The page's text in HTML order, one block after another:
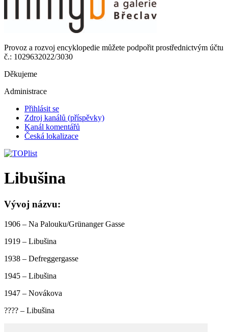
Provoz a rozvoj encyklopedie můžete podpořit prostřednictvým účtu
č.: 1029632022/3030
Děkujeme
Administrace
Přihlásit se
Zdroj kanálů (příspěvky)
Kanál komentářů
Česká lokalizace
Libušina
Vývoj názvu:
1906 – Na Palouku/Grünanger Gasse
1919 – Libušina
1938 – Defreggergasse
1945 – Libušina
1947 – Novákova
???? – Libušina